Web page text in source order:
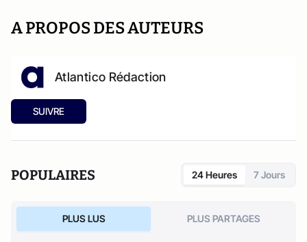
A PROPOS DES AUTEURS
Atlantico Rédaction
SUIVRE
POPULAIRES 24 Heures 7 Jours
PLUS LUS PLUS PARTAGES